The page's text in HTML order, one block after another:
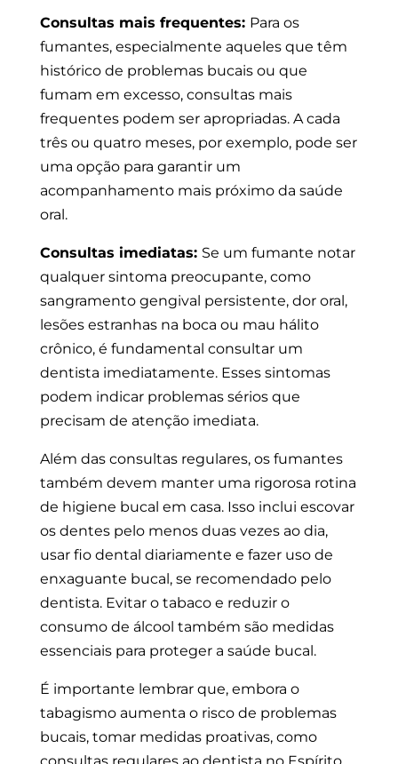
Consultas mais frequentes: Para os
fumantes, especialmente aqueles que têm
histórico de problemas bucais ou que
fumam em excesso, consultas mais
frequentes podem ser apropriadas. A cada
três ou quatro meses, por exemplo, pode ser
uma opção para garantir um
acompanhamento mais próximo da saúde
oral.
Consultas imediatas: Se um fumante notar
qualquer sintoma preocupante, como
sangramento gengival persistente, dor oral,
lesões estranhas na boca ou mau hálito
crônico, é fundamental consultar um
dentista imediatamente. Esses sintomas
podem indicar problemas sérios que
precisam de atenção imediata.
Além das consultas regulares, os fumantes
também devem manter uma rigorosa rotina
de higiene bucal em casa. Isso inclui escovar
os dentes pelo menos duas vezes ao dia,
usar fio dental diariamente e fazer uso de
enxaguante bucal, se recomendado pelo
dentista. Evitar o tabaco e reduzir o
consumo de álcool também são medidas
essenciais para proteger a saúde bucal.
É importante lembrar que, embora o
tabagismo aumenta o risco de problemas
bucais, tomar medidas proativas, como